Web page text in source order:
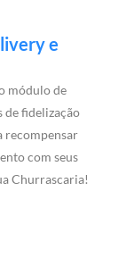
e
módulo de
de fidelização
recompensar
com seus
Churrascaria!